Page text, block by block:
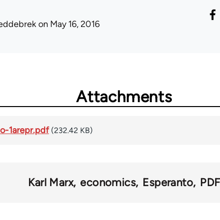
on May 16, 2016
Attachments
1arepr.pdf (232.42 KB)
Karl Marx economics Esperanto PDF